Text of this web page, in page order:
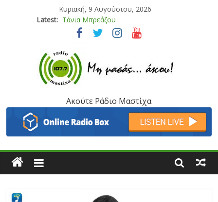
Κυριακή, 9 Αυγούστου, 2026
Latest: Bliss
Μάνος Τρυπιάς & Γιώργος Στρατάκης
Ιορδάνης Αγαπητός
Μαριάννα Μασάδη
Τάνια Μπρεάζου
Ακούτε Ράδιο Μαστίχα